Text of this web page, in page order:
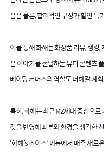
음은 물론, 합리적인 구성과 할인 특
이를 통해 화해는 화장품 리뷰, 랭킹
운 이야기를 전달하는 뷰티 콘텐츠
베이팅 커머스의 역할도 더해갈 계
특히, 화해는 최근 MZ세대 중심으
것을 반영해 피부와 환경을 생각한
‘화해’s 초이스’ 메뉴에서 매주 새